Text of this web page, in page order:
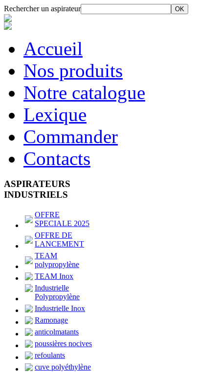
Rechercher un aspirateur
Accueil
Nos produits
Notre catalogue
Lexique
Commander
Contacts
ASPIRATEURS
INDUSTRIELS
OFFRE
SPECIALE 2025
OFFRE DE
LANCEMENT
TEAM
polypropylène
TEAM Inox
Industrielle
Polypropylène
Industrielle Inox
Ramonage
anticolmatants
poussières nocives
refoulants
cuve polyéthylène